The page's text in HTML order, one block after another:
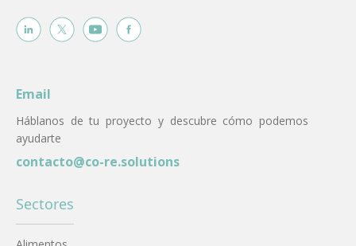
Email
Háblanos de tu proyecto y descubre cómo podemos
ayudarte
contacto@co-re.solutions
Sectores